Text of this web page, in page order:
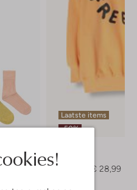
Laatste items
-50%
€ 28,99